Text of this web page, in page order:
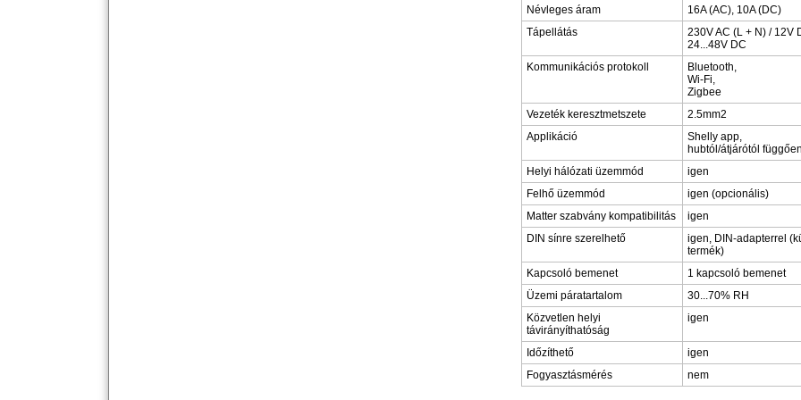
Névleges áram
16A (AC), 10A (DC)
Tápellátás
230V AC (L + N) / 12V
24...48V DC
Kommunikációs protokoll
Bluetooth,
Wi-Fi,
Zigbee
Vezeték keresztmetszete
2.5mm2
Applikáció
Shelly app,
hubtól/átjárótól függően
Helyi hálózati üzemmód
igen
Felhő üzemmód
igen (opcionális)
Matter szabvány kompatibilitás
igen
DIN sínre szerelhető
igen, DIN-adapterrel
termék)
Kapcsoló bemenet
1 kapcsoló bemenet
Üzemi páratartalom
30...70% RH
Közvetlen helyi
távirányíthatóság
igen
Időzíthető
igen
Fogyasztásmérés
nem